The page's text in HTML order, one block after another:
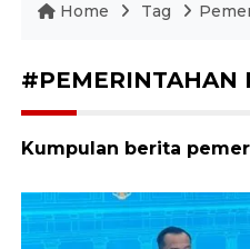
Home Tag
#PEMERINTAHAN
Kumpulan berita